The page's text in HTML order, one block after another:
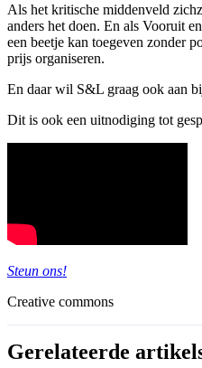
Als het kritische middenveld
anders het doen. En als Vooruit
een beetje kan toegeven zonder
prijs organiseren.
En daar wil S&L graag ook aan
Dit is ook een uitnodiging tot
Steun ons!
Creative commons
Gerelateerde